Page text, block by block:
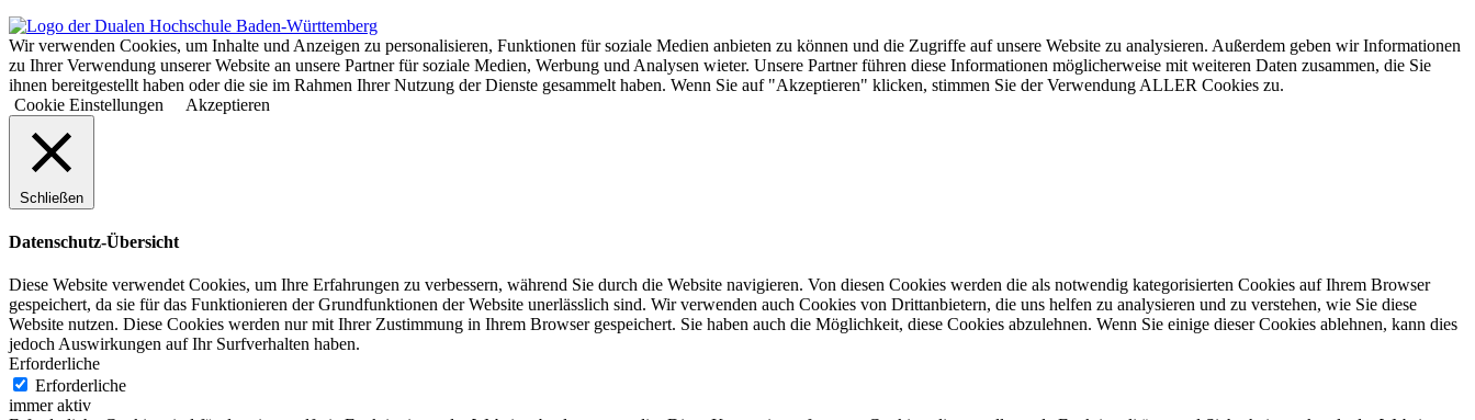
Wir verwenden Cookies, um Inhalte und Anzeigen zu personalisieren, Funktionen für soziale Medien anbieten zu können und die Zugriffe auf unsere Website zu analysieren. Außerdem geben wir Informationen
zu Ihrer Verwendung unserer Website an unsere Partner für soziale Medien, Werbung und Analysen wieter. Unsere Partner führen diese Informationen möglicherweise mit weiteren Daten zusammen, die Sie
ihnen bereitgestellt haben oder die sie im Rahmen Ihrer Nutzung der Dienste gesammelt haben. Wenn Sie auf "Akzeptieren" klicken, stimmen Sie der Verwendung ALLER Cookies zu.
Cookie Einstellungen
Akzeptieren
Schließen
Datenschutz-Übersicht
Diese Website verwendet Cookies, um Ihre Erfahrungen zu verbessern, während Sie durch die Website navigieren. Von diesen Cookies werden die als notwendig kategorisierten Cookies auf Ihrem Browser
gespeichert, da sie für das Funktionieren der Grundfunktionen der Website unerlässlich sind. Wir verwenden auch Cookies von Drittanbietern, die uns helfen zu analysieren und zu verstehen, wie Sie diese
Website nutzen. Diese Cookies werden nur mit Ihrer Zustimmung in Ihrem Browser gespeichert. Sie haben auch die Möglichkeit, diese Cookies abzulehnen. Wenn Sie einige dieser Cookies ablehnen, kann dies
jedoch Auswirkungen auf Ihr Surfverhalten haben.
Erforderliche
Erforderliche
immer aktiv